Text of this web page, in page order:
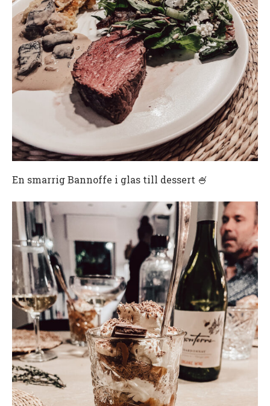
En smarrig Bannoffe i glas till dessert 🍧